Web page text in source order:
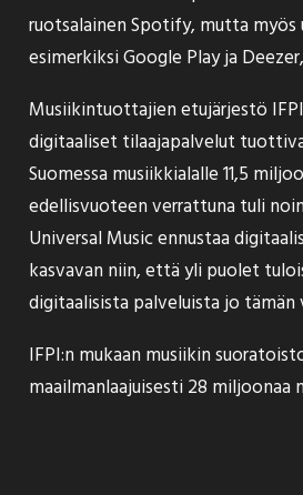
ruotsalainen Spotify, mutta
esimerkiksi Google Play ja
Musiikintuottajien etujärjestö
digitaaliset tilaajapalvelut
Suomessa musiikkialalle 11,5
edellisvuoteen verrattuna tuli
Universal Music ennustaa
kasvavan niin, että yli puolet
digitaalisista palveluista jo tämän
IFPI:n mukaan musiikin
maailmanlaajuisesti 28 miljoonaa